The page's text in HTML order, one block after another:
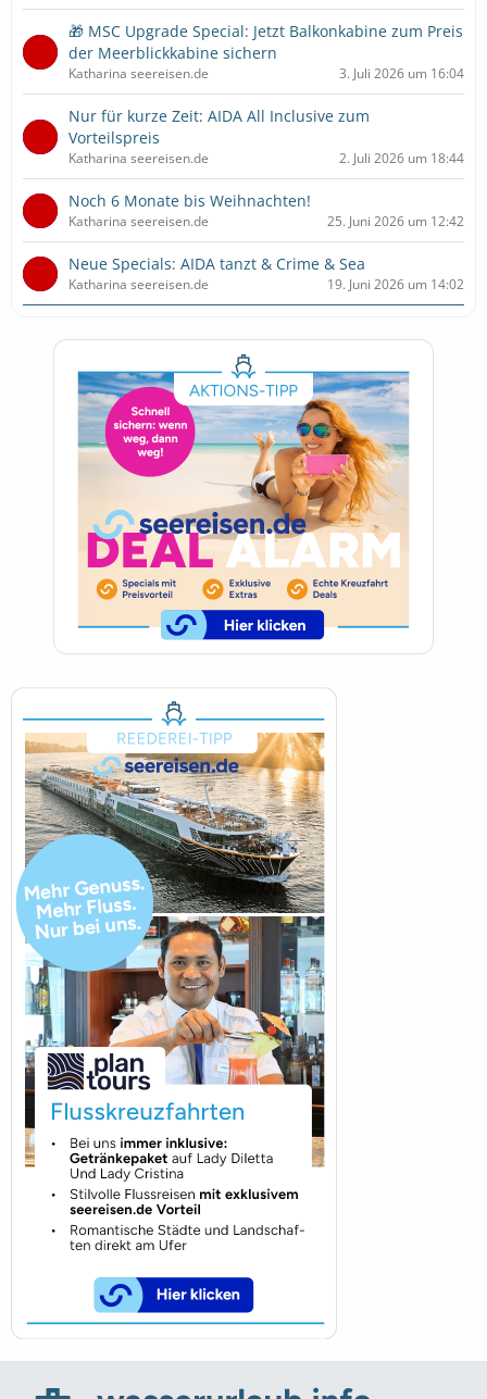
🎁 MSC Upgrade Special: Jetzt Balkonkabine zum Preis
der Meerblickkabine sichern
Katharina seereisen.de 3. Juli 2026 um 16:04
Nur für kurze Zeit: AIDA All Inclusive zum
Vorteilspreis
Katharina seereisen.de 2. Juli 2026 um 18:44
Noch 6 Monate bis Weihnachten!
Katharina seereisen.de 25. Juni 2026 um 12:42
Neue Specials: AIDA tanzt & Crime & Sea
Katharina seereisen.de 19. Juni 2026 um 14:02